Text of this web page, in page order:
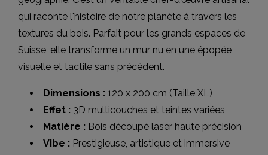
qui raconte l'histoire de notre planète à travers les
textures du bois. Parfait pour les grands espaces de
Suisse, elle transforme un mur nu en une épopée
visuelle et tactile sans précédent.
Dimensions : 120 x 200 cm (Taille XL)
Effet : 3D multicouches et teintes variées
Matière : Bois découpé laser haute précision
Vibe : Prestigieuse, artistique et immersive